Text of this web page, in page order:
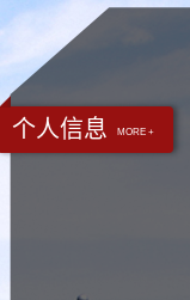
个人信息 MORE +